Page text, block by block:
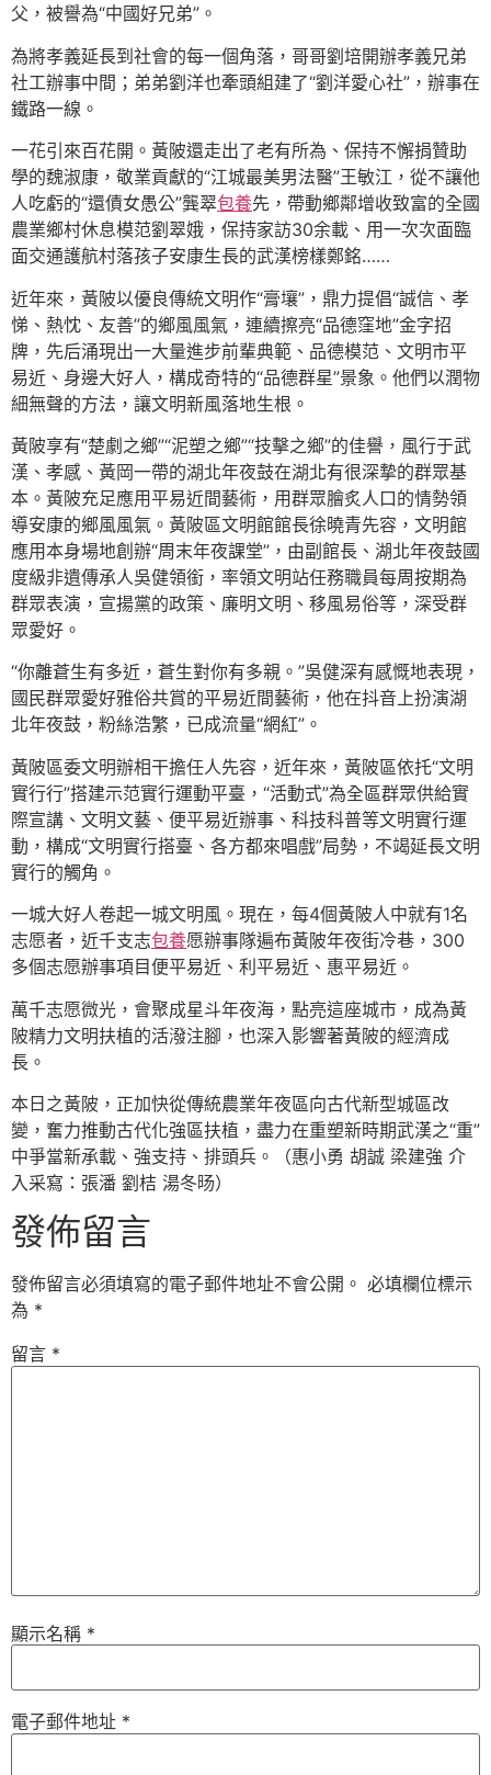
父，被譽為“中國好兄弟”。
為將孝義延長到社會的每一個角落，哥哥劉培開辦孝義兄弟
社工辦事中間；弟弟劉洋也牽頭組建了“劉洋愛心社”，辦事在
鐵路一線。
一花引來百花開。黃陂還走出了老有所為、保持不懈捐贊助
學的魏淑康，敬業貢獻的“江城最美男法醫”王敏江，從不讓他
人吃虧的“還債女愚公”龔翠包養先，帶動鄉鄰增收致富的全國
農業鄉村休息模范劉翠娥，保持家訪30余載、用一次次面臨
面交通護航村落孩子安康生長的武漢榜樣鄭銘……
近年來，黃陂以優良傳統文明作“膏壤”，鼎力提倡“誠信、孝
悌、熱忱、友善”的鄉風風氣，連續擦亮“品德窪地”金字招
牌，先后涌現出一大量進步前輩典範、品德模范、文明市平
易近、身邊大好人，構成奇特的“品德群星”景象。他們以潤物
細無聲的方法，讓文明新風落地生根。
黃陂享有“楚劇之鄉”“泥塑之鄉”“技擊之鄉”的佳譽，風行于武
漢、孝感、黃岡一帶的湖北年夜鼓在湖北有很深摯的群眾基
本。黃陂充足應用平易近間藝術，用群眾膾炙人口的情勢領
導安康的鄉風風氣。黃陂區文明館館長徐曉青先容，文明館
應用本身場地創辦“周末年夜課堂”，由副館長、湖北年夜鼓國
度級非遺傳承人吳健領銜，率領文明站任務職員每周按期為
群眾表演，宣揚黨的政策、廉明文明、移風易俗等，深受群
眾愛好。
“你離蒼生有多近，蒼生對你有多親。”吳健深有感慨地表現，
國民群眾愛好雅俗共賞的平易近間藝術，他在抖音上扮演湖
北年夜鼓，粉絲浩繁，已成流量“網紅”。
黃陂區委文明辦相干擔任人先容，近年來，黃陂區依托“文明
實行行”搭建示范實行運動平臺，“活動式”為全區群眾供給實
際宣講、文明文藝、便平易近辦事、科技科普等文明實行運
動，構成“文明實行搭臺、各方都來唱戲”局勢，不竭延長文明
實行的觸角。
一城大好人卷起一城文明風。現在，每4個黃陂人中就有1名
志愿者，近千支志包養愿辦事隊遍布黃陂年夜街冷巷，300
多個志愿辦事項目便平易近、利平易近、惠平易近。
萬千志愿微光，會聚成星斗年夜海，點亮這座城市，成為黃
陂精力文明扶植的活潑注腳，也深入影響著黃陂的經濟成
長。
本日之黃陂，正加快從傳統農業年夜區向古代新型城區改
變，奮力推動古代化強區扶植，盡力在重塑新時期武漢之“重”
中爭當新承載、強支持、排頭兵。（惠小勇 胡誠 梁建強 介
入采寫：張潘 劉桔 湯冬旸）
發佈留言
發佈留言必須填寫的電子郵件地址不會公開。 必填欄位標示
為 *
留言 *
顯示名稱 *
電子郵件地址 *